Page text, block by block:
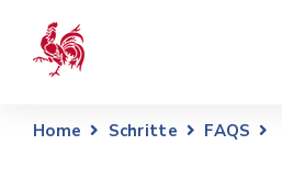
Home Schritte FAQS